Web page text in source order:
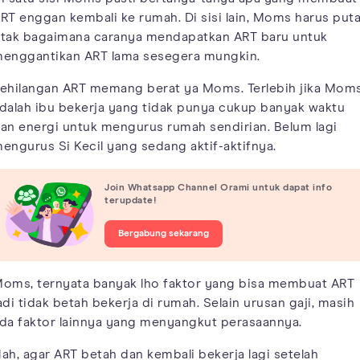
enggan kembali ke rumah. Di sisi lain, Moms harus
bagaimana caranya mendapatkan ART baru untuk
ART lama sesegera mungkin.
ART memang berat ya Moms. Terlebih jika
ibu bekerja yang tidak punya cukup banyak waktu
energi untuk mengurus rumah sendirian. Belum lagi
Si Kecil yang sedang aktif-aktifnya.
Join Whatsapp Channel Orami untuk dapat info
terupdate!
Bergabung sekarang
ternyata banyak lho faktor yang bisa membuat ART
tidak betah bekerja di rumah. Selain urusan gaji, masih
faktor lainnya yang menyangkut perasaannya.
agar ART betah dan kembali bekerja lagi setelah